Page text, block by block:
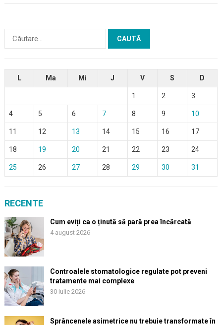
Caută
L Ma Mi J V S D
1 2 3
4 5 6 7 8 9 10
11 12 13 14 15 16 17
18 19 20 21 22 23 24
25 26 27 28 29 30 31
RECENTE
Cum eviți ca o ținută să pară prea încărcată
4 august 2026
Controalele stomatologice regulate pot preveni
tratamente mai complexe
30 iulie 2026
Sprâncenele asimetrice nu trebuie transformate în